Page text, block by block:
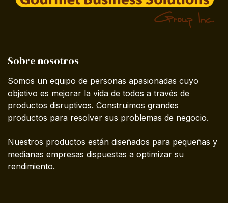
Sobre nosotros
Somos un equipo de personas apasionadas cuyo
objetivo es mejorar la vida de todos a través de
productos disruptivos. Construimos grandes
productos para resolver sus problemas de negocio.
Nuestros productos están diseñados para pequeñas y
medianas empresas dispuestas a optimizar su
rendimiento.